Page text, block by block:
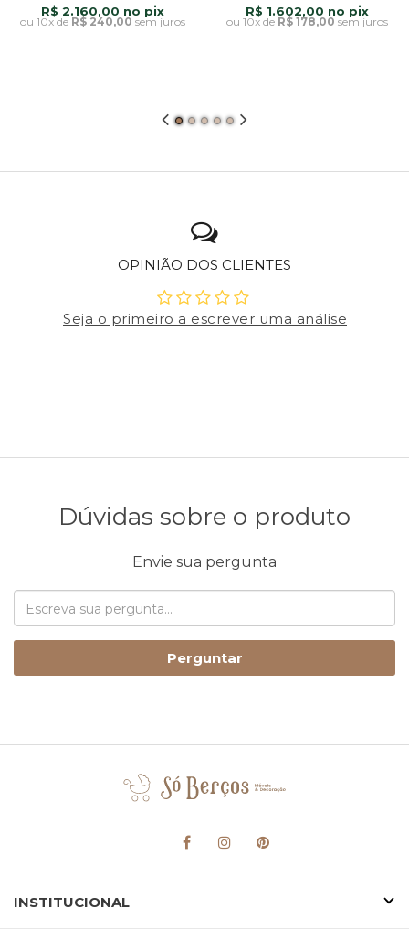
R$ 2.160,00
10xde R$ 240,00 sem juros
R$ 1.602,00
10xde R$ 178,00 sem juros
OPINIÃO DOS CLIENTES
Seja o primeiro a escrever uma análise
Dúvidas sobre o produto
Envie sua pergunta
Perguntar
INSTITUCIONAL